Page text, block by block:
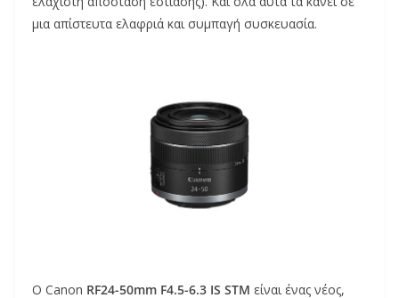
μια απίστευτα ελαφριά και συμπαγή συσκευασία.
Ο Canon RF24-50mm F4.5-6.3 IS STM είναι ένας νέος,